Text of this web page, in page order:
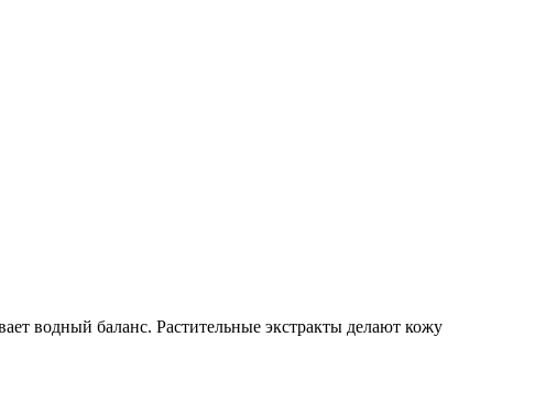
водный баланс. Растительные экстракты делают кожу